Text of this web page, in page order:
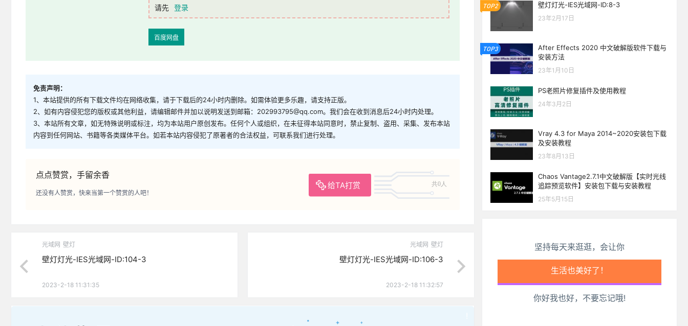
请先 登录
百度网盘
免责声明：
1、本站提供的所有下载文件均在网络收集，请于下载后的24小时内删除。如需体验更多乐趣，请支持正版。
2、如有内容侵犯您的版权或其他利益，请编辑邮件并加以说明发送到邮箱：202993795@qq.com。我们会在收到消息后24小时内处理。
3、本站所有文章，如无特殊说明或标注，均为本站用户原创发布。任何个人或组织，在未征得本站同意时，禁止复制、盗用、采集、发布本站
内容到任何网站、书籍等各类媒体平台。如若本站内容侵犯了原著者的合法权益，可联系我们进行处理。
点点赞赏，手留余香
给TA打赏 共0人
还没有人赞赏，快来当第一个赞赏的人吧！
光域网 壁灯
壁灯灯光-IES光域网-ID:104-3
2023-2-18 11:31:35
光域网 壁灯
壁灯灯光-IES光域网-ID:106-3
2023-2-18 11:32:57
TOP2 壁灯灯光-IES光域网-ID:8-3
23年2月17日
TOP3
After Effects 2020 中文破解版软件下载与
安装方法
23年1月10日
PS老照片修复插件及使用教程
24年3月2日
Vray 4.3 for Maya 2014~2020安装包下载
及安装教程
23年8月13日
Chaos Vantage2.7.1中文破解版【实时光线
追踪预览软件】安装包下载与安装教程
25年5月15日
坚持每天来逛逛，会让你
生活也美好了！
心情也舒畅了！
你好我也好，不要忘记哦!